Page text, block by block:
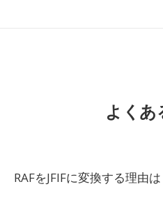
よくあ
RAFをJFIFに変換する理由は